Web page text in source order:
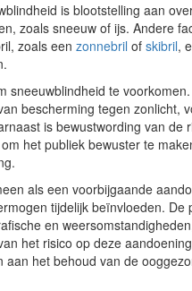
is blootstelling aan
zoals sneeuw of ijs. Andere
zoals een zonnebril of skibril,
sneeuwblindheid te
bescherming tegen zonlicht,
is bewustwording van de
het publiek bewuster te
als een voorbijgaande
tijdelijk beïnvloeden.
en
het risico op deze
het behoud van de